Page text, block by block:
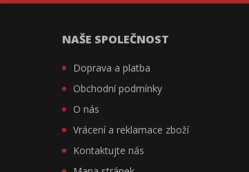
NAŠE SPOLEČNOST
Doprava a platba
Obchodní podmínky
O nás
Vrácení a reklamace zboží
Kontaktujte nás